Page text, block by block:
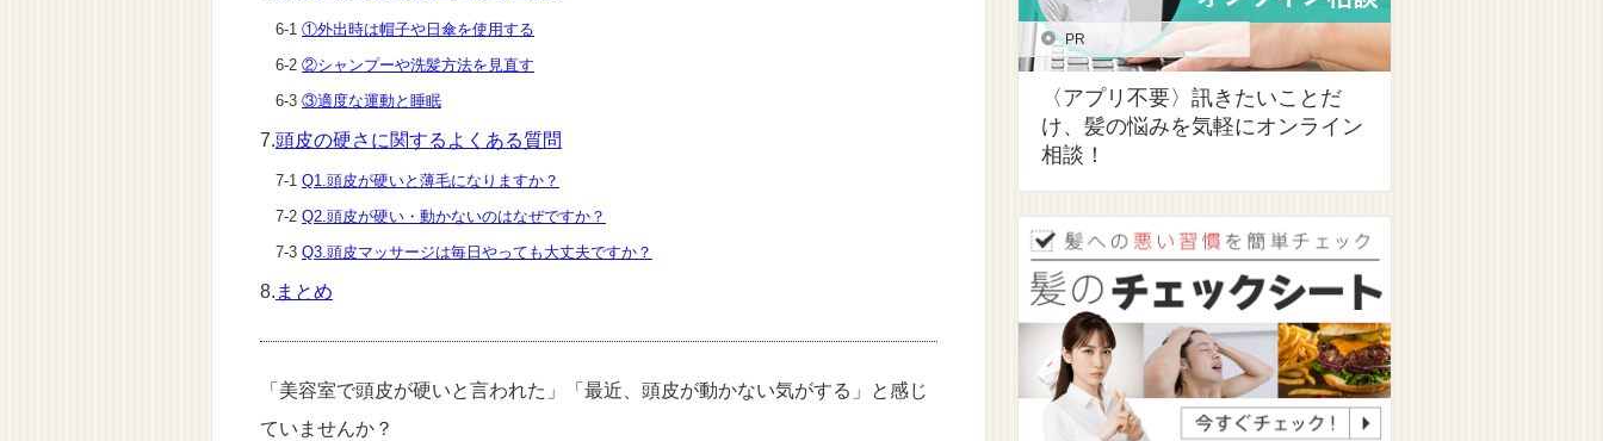
6-1 ①外出時は帽子や日傘を使用する
6-2 ②シャンプーや洗髪方法を見直す
6-3 ③適度な運動と睡眠
7.頭皮の硬さに関するよくある質問
7-1 Q1.頭皮が硬いと薄毛になりますか？
7-2 Q2.頭皮が硬い・動かないのはなぜですか？
7-3 Q3.頭皮マッサージは毎日やっても大丈夫ですか？
8. まとめ
「美容室で頭皮が硬いと言われた」「最近、頭皮が動かない気がする」と感じ
ていませんか？
PR
〈アプリ不要〉訊きたいことだ
け、髪の悩みを気軽にオンライン
相談！